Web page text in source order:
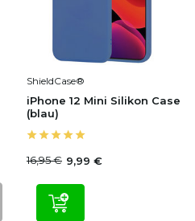
ShieldCase®
iPhone 12 Mini Silikon Case
(blau)
16,95 € 9,99 €